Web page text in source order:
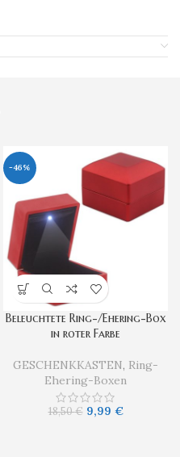
-46%
Beleuchtete Ring-/Ehering-Box
in roter Farbe
GESCHENKKASTEN, Ring-
Ehering-Boxen
18,50€ 9,99 €